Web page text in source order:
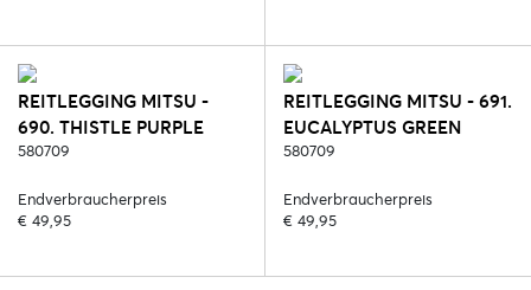
REITLEGGING MITSU -
690. THISTLE PURPLE
580709
Endverbraucherpreis
€ 49,95
REITLEGGING MITSU - 691.
EUCALYPTUS GREEN
580709
Endverbraucherpreis
€ 49,95